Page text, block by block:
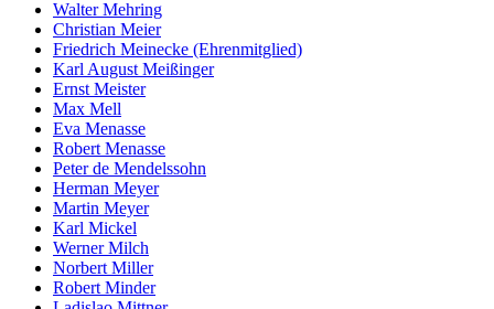
Walter Mehring
Christian Meier
Friedrich Meinecke (Ehrenmitglied)
Karl August Meißinger
Ernst Meister
Max Mell
Eva Menasse
Robert Menasse
Peter de Mendelssohn
Herman Meyer
Martin Meyer
Karl Mickel
Werner Milch
Norbert Miller
Robert Minder